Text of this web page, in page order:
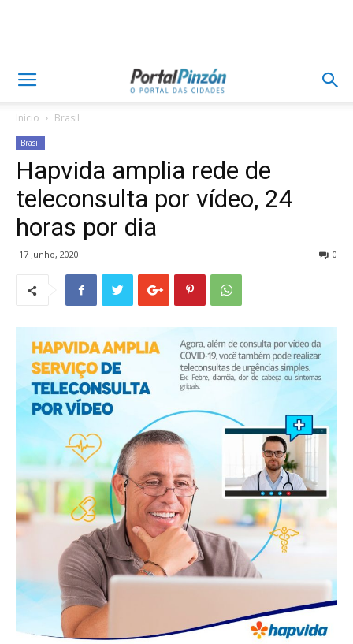
Inicio Brasil
Brasil
Hapvida amplia rede de
teleconsulta por vídeo, 24
horas por dia
17 Junho, 2020 0